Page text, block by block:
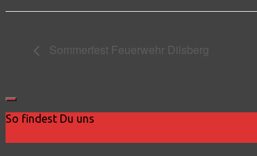
Sommerfest Feuerwehr Dilsberg
So findest Du uns